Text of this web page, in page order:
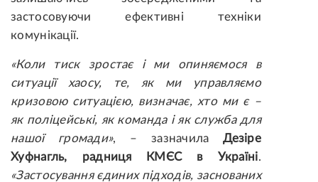
застосовуючи ефективні техніки
комунікації.
«Коли тиск зростає і ми опиняємося в
ситуації хаосу, те, як ми управляємо
кризовою ситуацією, визначає, хто ми є –
як поліцейські, як команда і як служба для
нашої громади», – зазначилаДезіре
Хуфнагль, радниця КМЄС в Україні.
«Застосування єдиних підходів, заснованих